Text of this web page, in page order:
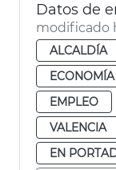
modificado
ALCALDÍA
EMPLEO
VALENCIA
EN